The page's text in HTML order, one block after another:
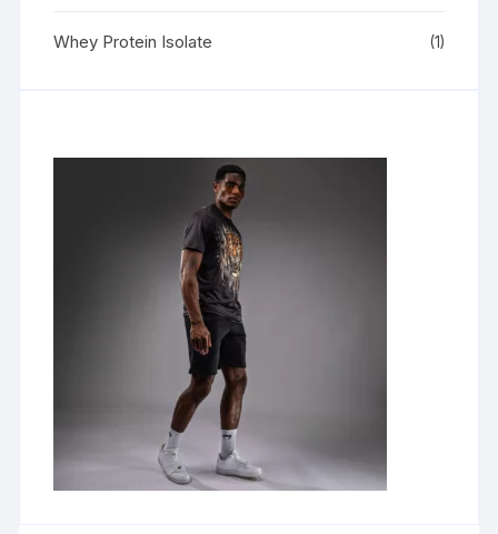
Whey Protein Isolate (1)